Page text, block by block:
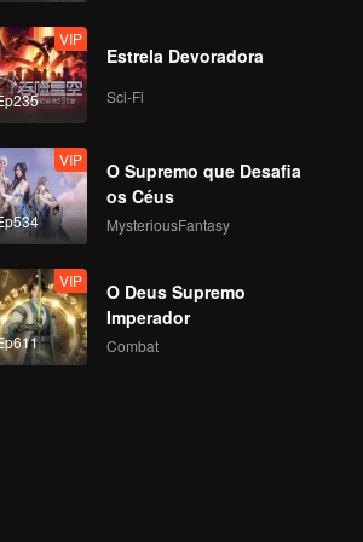
VIP
Estrela Devoradora
Sci-Fi
VIP
O Supremo que Desafia
os Céus
MysteriousFantasy
VIP
O Deus Supremo
Imperador
Combat